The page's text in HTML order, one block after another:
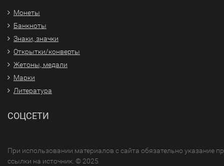
Монеты
Банкноты
Знаки, значки
Открытки/конверты
Жетоны, медали
Марки
Литература
СОЦСЕТИ
При использовании материалов с сайта обязательно указание
ссылки на источник. © 2025